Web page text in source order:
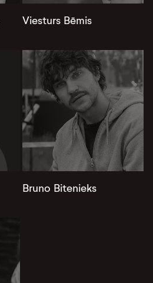
Viesturs Bēmis
Bruno Bitenieks